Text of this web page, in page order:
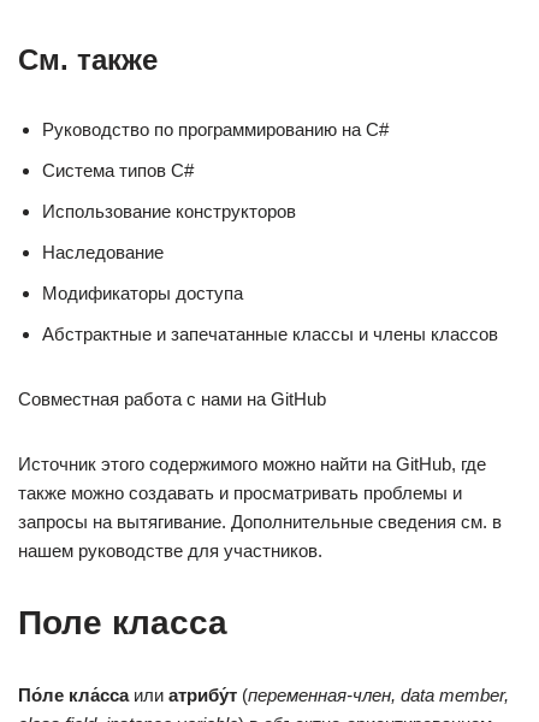
См. также
Руководство по программированию на C#
Система типов C#
Использование конструкторов
Наследование
Модификаторы доступа
Абстрактные и запечатанные классы и члены классов
Совместная работа с нами на GitHub
Источник этого содержимого можно найти на GitHub, где
также можно создавать и просматривать проблемы и
запросы на вытягивание. Дополнительные сведения см. в
нашем руководстве для участников.
Поле класса
По́ле кла́ссаили атрибу́т (переменная-член, data member,